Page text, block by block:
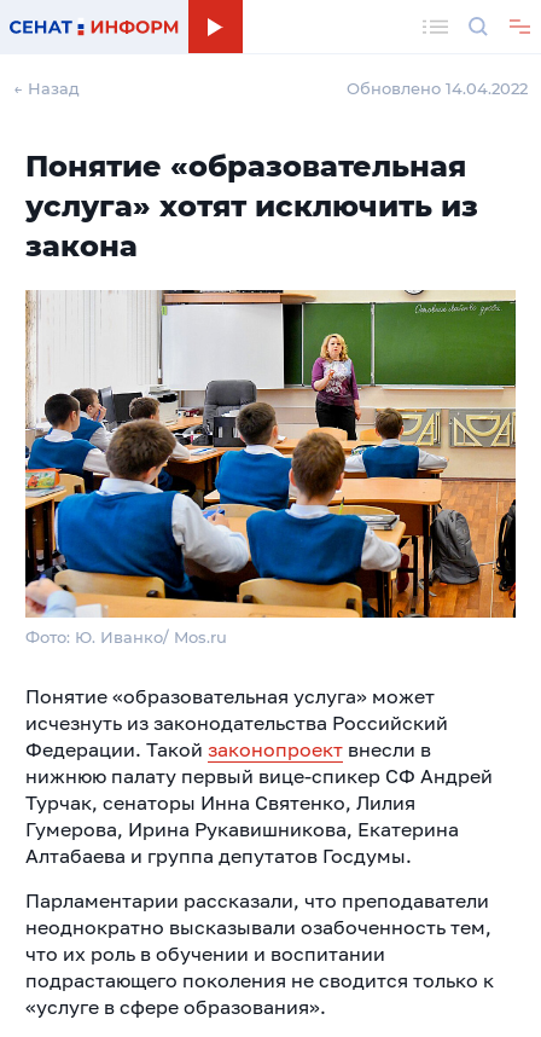
← Назад Обновлено 14.04.2022
Понятие «образовательная
услуга» хотят исключить из
закона
Фото: Ю. Иванко/ Mos.ru
Понятие «образовательная услуга» может
исчезнуть из законодательства Российский
Федерации. Такой законопроектвнесли в
нижнюю палату первый вице-спикер СФ Андрей
Турчак, сенаторы Инна Святенко, Лилия
Гумерова, Ирина Рукавишникова, Екатерина
Алтабаева и группа депутатов Госдумы.
Парламентарии рассказали, что преподаватели
неоднократно высказывали озабоченность тем,
что их роль в обучении и воспитании
подрастающего поколения не сводится только к
«услуге в сфере образования».